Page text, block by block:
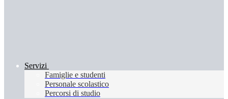
Servizi
Famiglie e studenti
Personale scolastico
Percorsi di studio